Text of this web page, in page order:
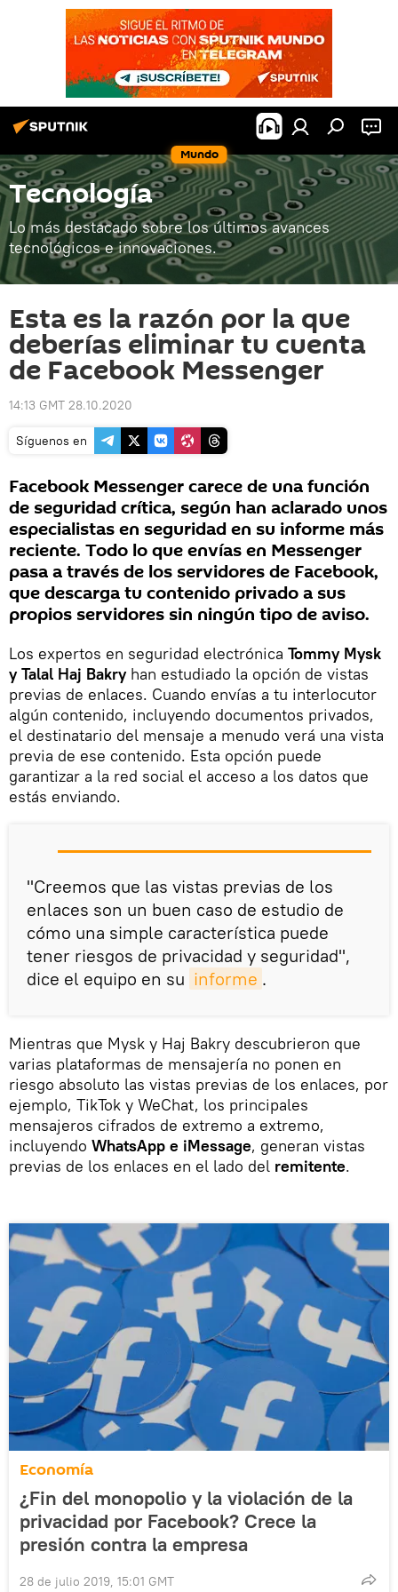
Mundo
Tecnología
Lo más destacado sobre los últimos avances
tecnológicos e innovaciones.
Esta es la razón por la que
deberías eliminar tu cuenta
de Facebook Messenger
14:13 GMT 28.10.2020
Síguenos en
Facebook Messenger carece de una función
de seguridad crítica, según han aclarado unos
especialistas en seguridad en su informe más
reciente. Todo lo que envías en Messenger
pasa a través de los servidores de Facebook,
que descarga tu contenido privado a sus
propios servidores sin ningún tipo de aviso.
Los expertos en seguridad electrónica Tommy Mysk
y Talal Haj Bakryhan estudiado la opción de vistas
previas de enlaces. Cuando envías a tu interlocutor
algún contenido, incluyendo documentos privados,
el destinatario del mensaje a menudo verá una vista
previa de ese contenido. Esta opción puede
garantizar a la red social el acceso a los datos que
estás enviando.
"Creemos que las vistas previas de los
enlaces son un buen caso de estudio de
cómo una simple característica puede
tener riesgos de privacidad y seguridad",
dice el equipo en su informe .
Mientras que Mysk y Haj Bakry descubrieron que
varias plataformas de mensajería no ponen en
riesgo absoluto las vistas previas de los enlaces, por
ejemplo, TikTok y WeChat, los principales
mensajeros cifrados de extremo a extremo,
incluyendo WhatsApp e iMessage, generan vistas
previas de los enlaces en el lado del remitente.
Economía
¿Fin del monopolio y la violación de la
privacidad por Facebook? Crece la
presión contra la empresa
28 de julio 2019, 15:01 GMT